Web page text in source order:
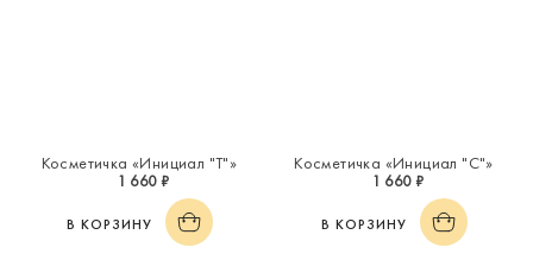
Косметичка «Инициал "Т"»
1 660 ₽
В КОРЗИНУ
Косметичка «Инициал "С"»
1 660 ₽
В КОРЗИНУ